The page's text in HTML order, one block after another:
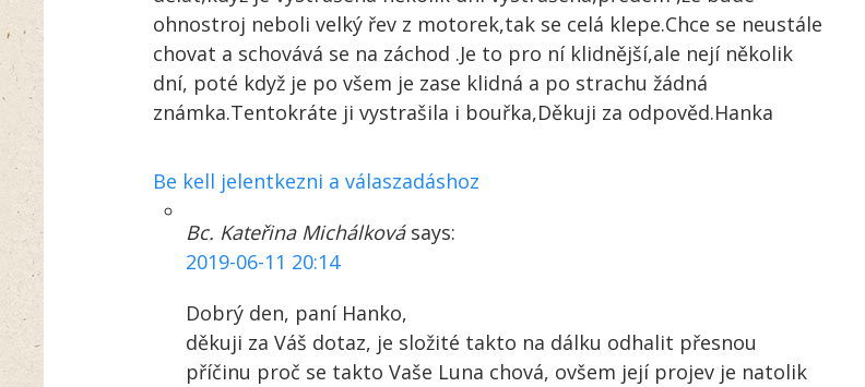
ohnostroj neboli velký řev z motorek,tak se celá klepe.Chce se neustále
chovat a schovává se na záchod .Je to pro ní klidnější,ale nejí několik
dní, poté když je po všem je zase klidná a po strachu žádná
známka.Tentokráte ji vystrašila i bouřka,Děkuji za odpověd.Hanka
Be kell jelentkezni a válaszadáshoz
Bc. Kateřina Michálková says:
2019-06-11 20:14
Dobrý den, paní Hanko,
děkuji za Váš dotaz, je složité takto na dálku odhalit přesnou
příčinu proč se takto Vaše Luna chová, ovšem její projev je natolik